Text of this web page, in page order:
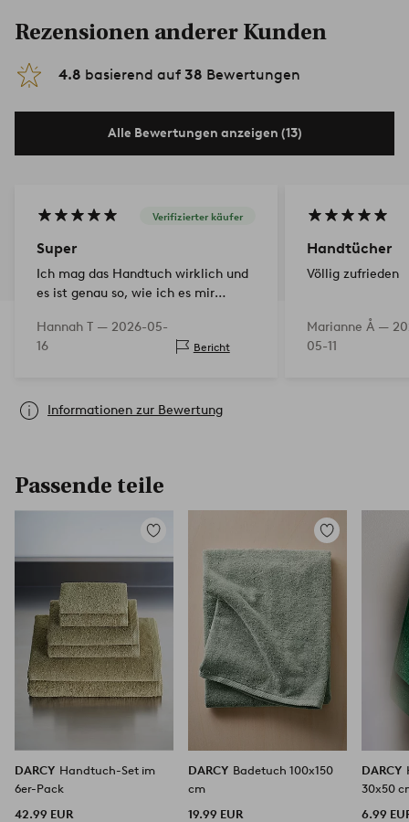
Rezensionen anderer Kunden
4.8 basierend auf 38 Bewertungen
Alle Bewertungen anzeigen (13)
Verifizierter käufer
Super
Ich mag das Handtuch wirklich und
es ist genau so, wie ich es mir
Hannah T — 2026-05-
16
Bericht
Handtücher
Völlig zufrieden
Marianne Å —
05-11
Informationen zur Bewertung
Passende teile
Zu
hinzufügen
DARCY Handtuch-Set im
6er-Pack
42.99 EUR
Zu
Favoriten
hinzufügen
DARCY Badetuch 100x150
cm
19.99 EUR
DARCY
30x50
6.99